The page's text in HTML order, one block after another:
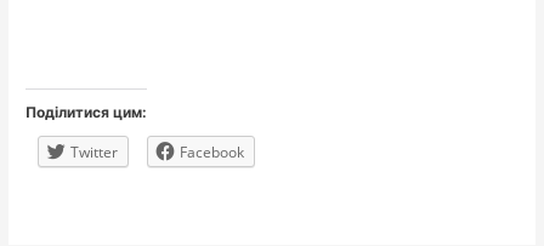
Поділитися цим:
Twitter Facebook